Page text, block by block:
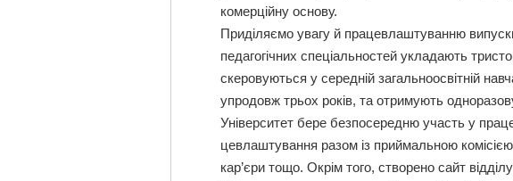
комерційну основу.
Приділяємо увагу й працевлаштуванню
педагогічних спеціальностей укладають
скеровуються у середній загальноосвітній
упродовж трьох років, та отримують
Університет бере безпосередню участь у
це­влаш­ту­вання разом із приймальною комісією
кар’єри тощо. Окрім того, створено сайт